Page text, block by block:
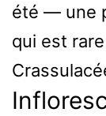
été — une
qui est